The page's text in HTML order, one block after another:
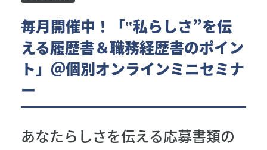
毎月開催中！「‟私らしさ”を伝
える履歴書＆職務経歴書のポイン
ト」＠個別オンラインミニセミナ
ー
あなたらしさを伝える応募書類の